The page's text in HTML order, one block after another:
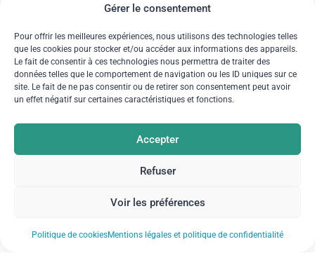
Gérer le consentement
Pour offrir les meilleures expériences, nous utilisons des technologies telles
que les cookies pour stocker et/ou accéder aux informations des appareils.
Le fait de consentir à ces technologies nous permettra de traiter des
données telles que le comportement de navigation ou les ID uniques sur ce
site. Le fait de ne pas consentir ou de retirer son consentement peut avoir
un effet négatif sur certaines caractéristiques et fonctions.
Accepter
Refuser
Voir les préférences
Politique de cookiesMentions légales et politique de confidentialité